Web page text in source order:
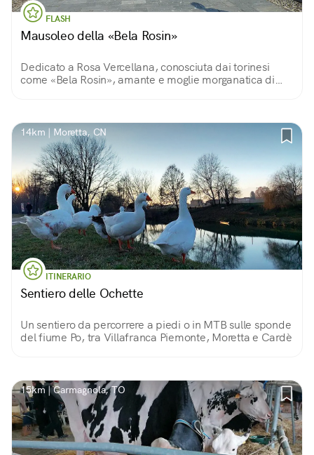
FLASH
Mausoleo della «Bela Rosin»
Dedicato a Rosa Vercellana, conosciuta dai torinesi
come «Bela Rosin», amante e moglie morganatica di
14km | Moretta, CN
ITINERARIO
Sentiero delle Ochette
Un sentiero da percorrere a piedi o in MTB sulle sponde
del fiume Po, tra Villafranca Piemonte, Moretta e Cardè
15km | Carmagnola, TO